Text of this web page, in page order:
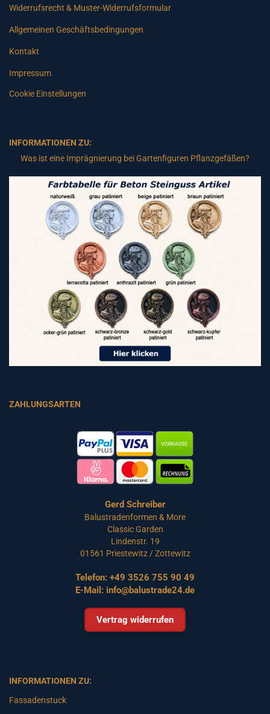
Widerrufsrecht & Muster-Widerrufsformular
Allgemeinen Geschäftsbedingungen
Kontakt
Impressum
Cookie Einstellungen
INFORMATIONEN ZU:
Was ist eine Imprägnierung bei Gartenfiguren Pflanzgefäßen?
ZAHLUNGSARTEN
Gerd Schreiber
Balustradenformen & More
Classic Garden
Lindenstr. 19
01561 Priestewitz / Zottewitz
Telefon: +49 3526 755 90 49
E-Mail: info@balustrade24.de
Vertrag widerrufen
INFORMATIONEN ZU:
Fassadenstuck